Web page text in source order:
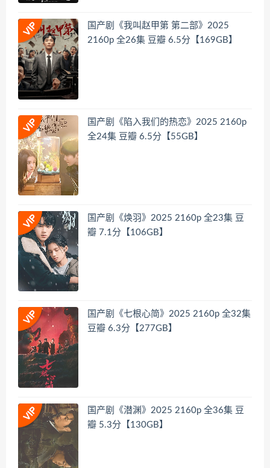
国产剧《我叫赵甲第 第二部》2025
2160p 全26集 豆瓣 6.5分【169GB】
国产剧《陷入我们的热恋》2025 2160p
全24集 豆瓣 6.5分【55GB】
国产剧《焕羽》2025 2160p 全23集 豆
瓣 7.1分【106GB】
国产剧《七根心简》2025 2160p 全32集
豆瓣 6.3分【277GB】
国产剧《潜渊》2025 2160p 全36集 豆
瓣 5.3分【130GB】